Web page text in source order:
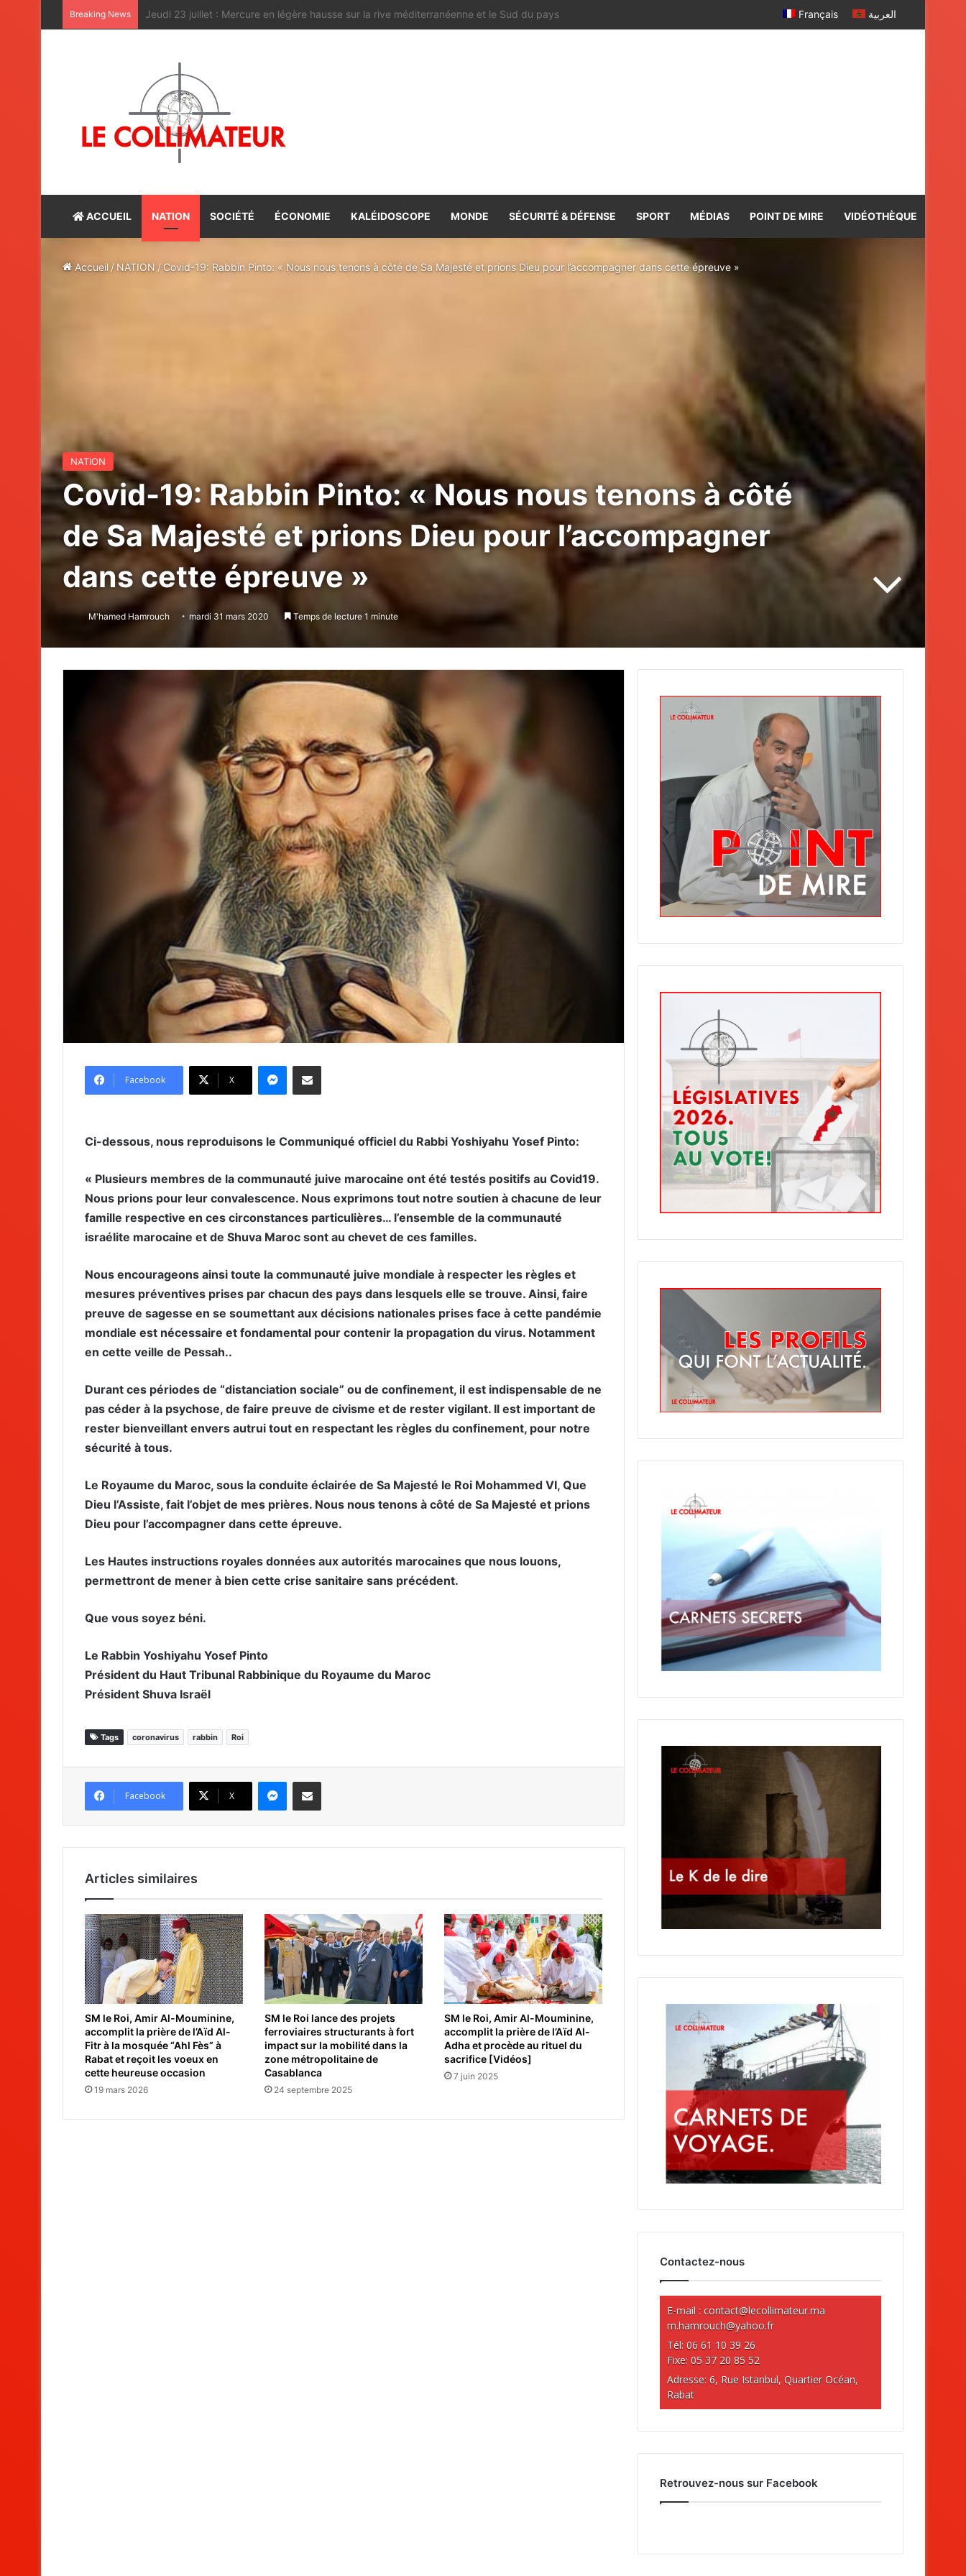
Breaking News Le Sahara oriental, une terre marocaine spoliée : les archives françaises rétablissent une vérité historique Français العربية
ACCUEIL NATION SOCIÉTÉ ÉCONOMIE KALÉIDOSCOPE MONDE SÉCURITÉ & DÉFENSE SPORT MÉDIAS POINT DE MIRE VIDÉOTHÈQUE
Accueil /NATION /Covid-19: Rabbin Pinto: « Nous nous tenons à côté de Sa Majesté et prions Dieu pour l’accompagner dans cette épreuve »
NATION
Covid-19: Rabbin Pinto: « Nous nous tenons à côté
de Sa Majesté et prions Dieu pour l’accompagner
dans cette épreuve »
M'hamed Hamrouch mardi 31 mars 2020 Temps de lecture 1 minute
Facebook X
Ci-dessous, nous reproduisons le Communiqué officiel du Rabbi Yoshiyahu Yosef Pinto:
« Plusieurs membres de la communauté juive marocaine ont été testés positifs au Covid19.
Nous prions pour leur convalescence. Nous exprimons tout notre soutien à chacune de leur
famille respective en ces circonstances particulières… l’ensemble de la communauté
israélite marocaine et de Shuva Maroc sont au chevet de ces familles.
Nous encourageons ainsi toute la communauté juive mondiale à respecter les règles et
mesures préventives prises par chacun des pays dans lesquels elle se trouve. Ainsi, faire
preuve de sagesse en se soumettant aux décisions nationales prises face à cette pandémie
mondiale est nécessaire et fondamental pour contenir la propagation du virus. Notamment
en cette veille de Pessah..
Durant ces périodes de “distanciation sociale” ou de confinement, il est indispensable de ne
pas céder à la psychose, de faire preuve de civisme et de rester vigilant. Il est important de
rester bienveillant envers autrui tout en respectant les règles du confinement, pour notre
sécurité à tous.
Le Royaume du Maroc, sous la conduite éclairée de Sa Majesté le Roi Mohammed VI, Que
Dieu l’Assiste, fait l’objet de mes prières. Nous nous tenons à côté de Sa Majesté et prions
Dieu pour l’accompagner dans cette épreuve.
Les Hautes instructions royales données aux autorités marocaines que nous louons,
permettront de mener à bien cette crise sanitaire sans précédent.
Que vous soyez béni.
Le Rabbin Yoshiyahu Yosef Pinto
Président du Haut Tribunal Rabbinique du Royaume du Maroc
Président Shuva Israël
Tags coronavirus rabbin Roi
Facebook X
Articles similaires
SM le Roi, Amir Al-Mouminine,
accomplit la prière de l’Aïd Al-
Fitr à la mosquée “Ahl Fès” à
Rabat et reçoit les voeux en
cette heureuse occasion
19 mars 2026
SM le Roi lance des projets
ferroviaires structurants à fort
impact sur la mobilité dans la
zone métropolitaine de
Casablanca
24 septembre 2025
SM le Roi, Amir Al-Mouminine,
accomplit la prière de l’Aïd Al-
Adha et procède au rituel du
sacrifice [Vidéos]
7 juin 2025
Contactez-nous
E-mail :contact@lecollimateur.ma
m.hamrouch@yahoo.fr
Tél: 06 61 10 39 26
Fixe: 05 37 20 85 52
Adresse: 6, Rue Istanbul, Quartier Océan,
Rabat
Retrouvez-nous sur Facebook